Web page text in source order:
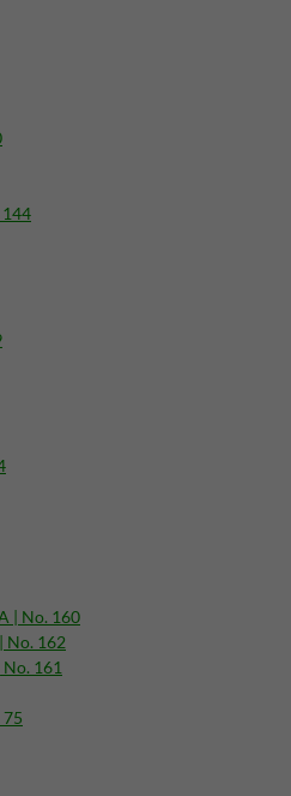
144
| No. 160
No. 162
No. 161